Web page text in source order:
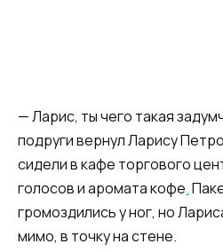
— Ларис, ты чего такая
подруги вернул Ларису
сидели в кафе торгового
голосов и аромата кофе.
громоздились у ног, но
мимо, в точку на стене.​